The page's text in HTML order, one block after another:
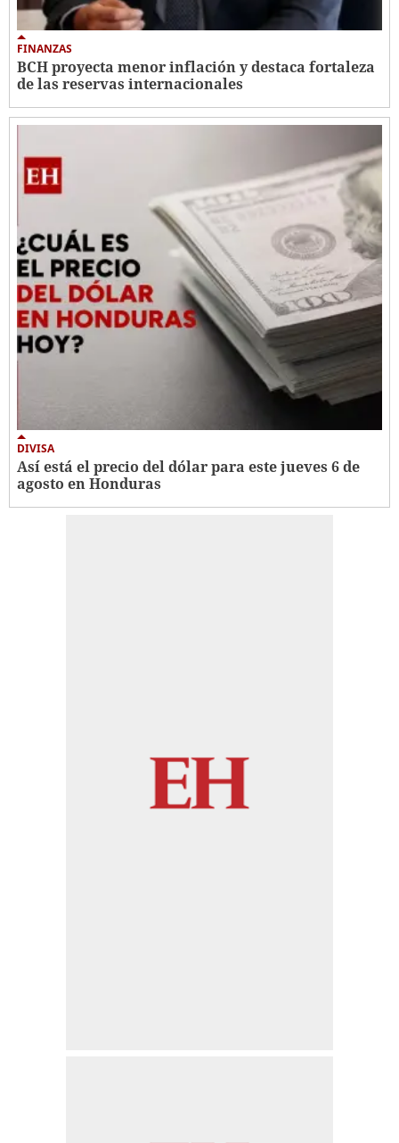
FINANZAS
BCH proyecta menor inflación y destaca fortaleza
de las reservas internacionales
DIVISA
Así está el precio del dólar para este jueves 6 de
agosto en Honduras